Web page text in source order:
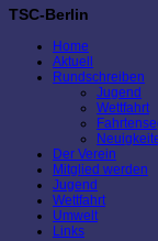
TSC-Berlin
Home
Aktuell
Rundschreiben
Jugend
Wettfahrt
Der Verein
Mitglied werden
Jugend
Wettfahrt
Umwelt
Links